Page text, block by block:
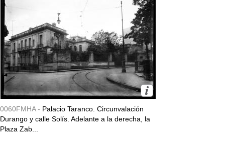
0060FMHA - Palacio Taranco. Circunvalación
Durango y calle Solís. Adelante a la derecha, la
Plaza Zab...